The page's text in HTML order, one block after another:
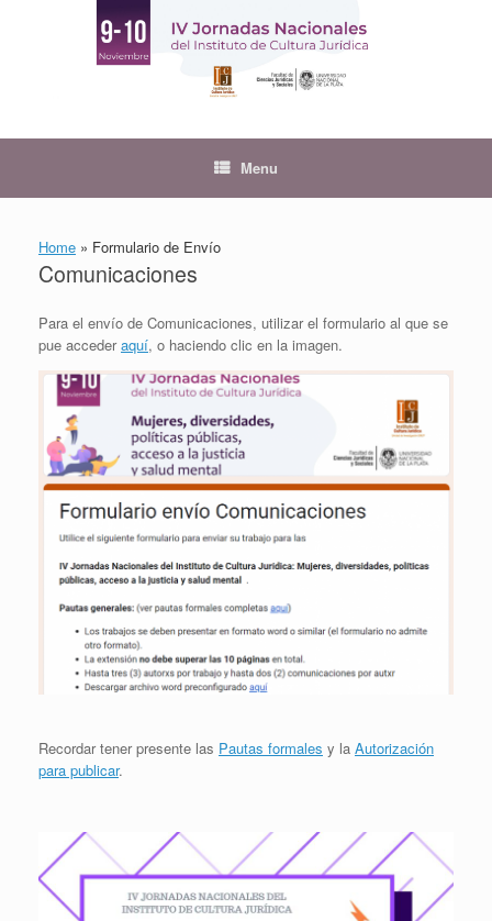
Menu
Home » Formulario de Envío
Comunicaciones
Para el envío de Comunicaciones, utilizar el formulario al que se
pue accederaquí, o haciendo clic en la imagen.
Recordar tener presente las Pautas formales y la Autorización
para publicar.